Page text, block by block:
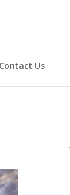
Contact Us